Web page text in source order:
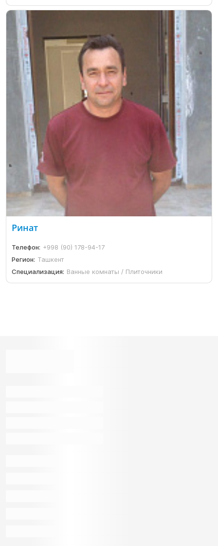
Ринат
Телефон: +998 (90) 178-94-17
Регион: Ташкент
Специализация: Ванные комнаты / Плиточники